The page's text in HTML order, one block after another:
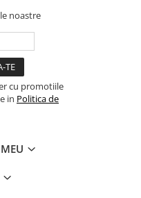
noastre
cu promotiile
in Politica de